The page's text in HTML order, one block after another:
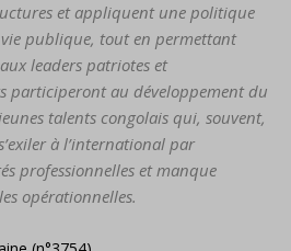
et appliquent une politique
vie publique, tout en permettant
leaders patriotes et
participeront au développement du
talents congolais qui, souvent,
à l’international par
professionnelles et manque
opérationnelles.